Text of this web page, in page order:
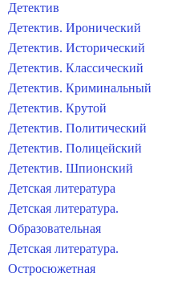
Детектив
Детектив. Иронический
Детектив. Исторический
Детектив. Классический
Детектив. Криминальный
Детектив. Крутой
Детектив. Политический
Детектив. Полицейский
Детектив. Шпионский
Детская литература
Детская литература.
Образовательная
Детская литература.
Остросюжетная